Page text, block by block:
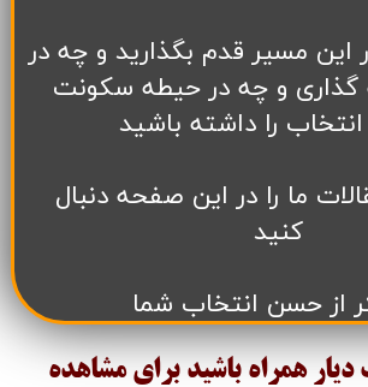
این مسیر قدم بگذارید و چه در
گذاری و چه در حیطه سکونت
را داشته باشید
ما را در این صفحه دنبال
کنید
از حسن انتخاب شما
دیار همراه باشید برای مشاهده